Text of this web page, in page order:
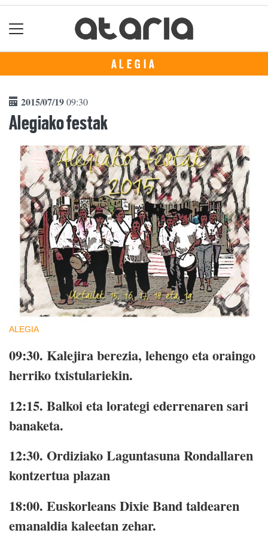
ALEGIA
2015/07/1909:30
Alegiako festak
ALEGIA
09:30. Kalejira berezia, lehengo eta oraingo
herriko txistulariekin.
12:15. Balkoi eta lorategi ederrenaren sari
banaketa.
12:30. Ordiziako Laguntasuna Rondallaren
kontzertua plazan
18:00. Euskorleans Dixie Band taldearen
emanaldia kaleetan zehar.